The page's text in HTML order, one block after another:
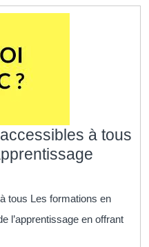
à tous
tous Les formations en
l’apprentissage en offrant